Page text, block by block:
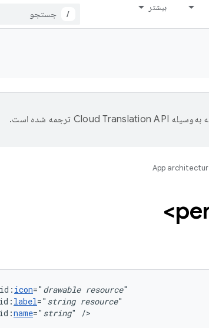
بیشتر
/
به‌وسیله ترجمه شده است.
App
icon=" drawable resource
label=" string resource
name=" string" />